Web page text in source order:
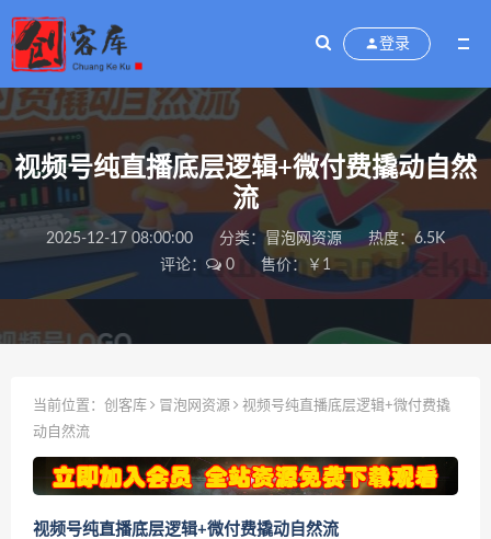
登录
视频号纯直播底层逻辑+微付费撬动自然
流
2025-12-17 08:00:00 分类： 冒泡网资源
热度：6.5K
评论：
0 售价：￥1
当前位置： 创客库 冒泡网资源
视频号纯直播底层逻辑+微付费撬
动自然流
视频号纯直播底层逻辑+微付费撬动自然流